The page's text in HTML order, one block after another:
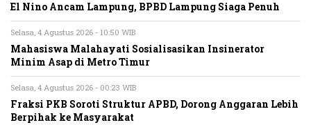
El Nino Ancam Lampung, BPBD Lampung Siaga Penuh
Selasa, 4 Agustus 2026 - 10:50 WIB
Mahasiswa Malahayati Sosialisasikan Insinerator
Minim Asap di Metro Timur
Selasa, 4 Agustus 2026 - 00:23 WIB
Fraksi PKB Soroti Struktur APBD, Dorong Anggaran Lebih
Berpihak ke Masyarakat